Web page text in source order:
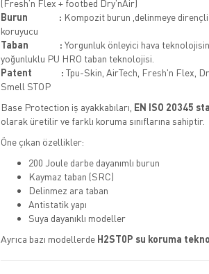
(Fresh’n Flex + footbed Dry'nAir)
Burun : Kompozit burun ,delinmeye
koruyucu
Taban : Yorgunluk önleyici hava
yoğunluklu PU HRO taban teknolojisi.
Patent
: Tpu-Skin, AirTech, Fresh'n Flex,
Smell STOP
Base Protection iş ayakkabıları, EN ISO 20345
olarak üretilir ve farklı koruma sınıflarına sahiptir.
Öne çıkan özellikler:
200 Joule darbe dayanımlı burun
Kaymaz taban (SRC)
Delinmez ara taban
Antistatik yapı
Suya dayanıklı modeller
Ayrıca bazı modellerde H2ST0P su koruma